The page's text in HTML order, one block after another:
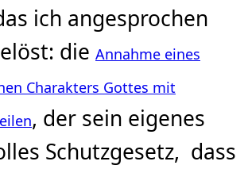
ich angesprochen
die Annahme eines
Charakters Gottes mit
, der sein eigenes
Schutzgesetz, dass